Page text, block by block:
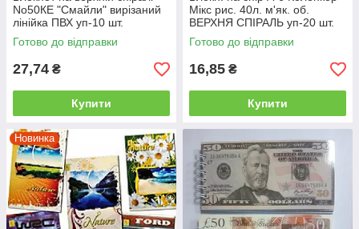
No50КЕ "Смайли" вирізаний
лінійка ПВХ уп-10 шт.
Готово до відправки
27,74 ₴
Купити
Мікс рис. 40л. м'як. об.
ВЕРХНЯ СПІРАЛЬ уп-20 шт.
Готово до відправки
16,85 ₴
Купити
Новинка